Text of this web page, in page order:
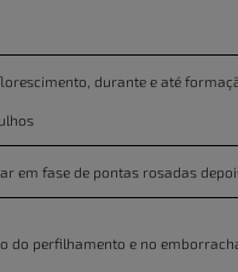
durante e até
em fase de pontas rosadas
do perfilhamento e no